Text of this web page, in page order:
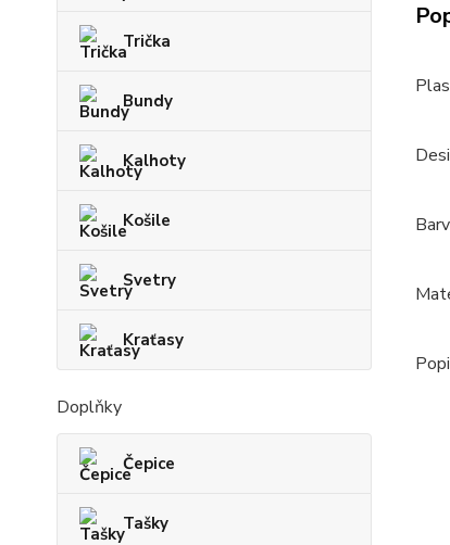
Trička
Bundy
Kalhoty
Košile
Svetry
Kraťasy
Doplňky
Čepice
Tašky